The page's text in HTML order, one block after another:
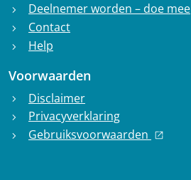
chevron_right Deelnemer worden – doe mee
chevron_right Contact
chevron_right Help
Voorwaarden
chevron_right Disclaimer
chevron_right Privacyverklaring
chevron_right Gebruiksvoorwaarden open_in_new